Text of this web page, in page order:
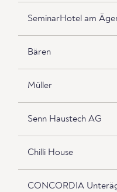
SeminarHotel am
Bären
Müller
Senn Haustech AG
Chilli House
CONCORDIA